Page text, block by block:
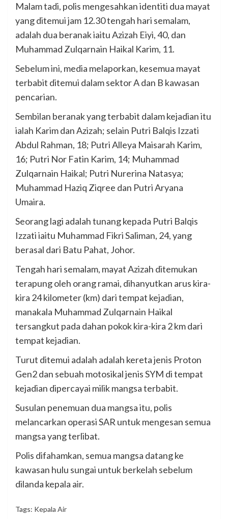
Malam tadi, polis mengesahkan identiti dua mayat
yang ditemui jam 12.30 tengah hari semalam,
adalah dua beranak iaitu Azizah Eiyi, 40, dan
Muhammad Zulqarnain Haikal Karim, 11.
Sebelum ini, media melaporkan, kesemua mayat
terbabit ditemui dalam sektor A dan B kawasan
pencarian.
Sembilan beranak yang terbabit dalam kejadian itu
ialah Karim dan Azizah; selain Putri Balqis Izzati
Abdul Rahman, 18; Putri Alleya Maisarah Karim,
16; Putri Nor Fatin Karim, 14; Muhammad
Zulqarnain Haikal; Putri Nurerina Natasya;
Muhammad Haziq Ziqree dan Putri Aryana
Umaira.
Seorang lagi adalah tunang kepada Putri Balqis
Izzati iaitu Muhammad Fikri Saliman, 24, yang
berasal dari Batu Pahat, Johor.
Tengah hari semalam, mayat Azizah ditemukan
terapung oleh orang ramai, dihanyutkan arus kira-
kira 24 kilometer (km) dari tempat kejadian,
manakala Muhammad Zulqarnain Haikal
tersangkut pada dahan pokok kira-kira 2 km dari
tempat kejadian.
Turut ditemui adalah adalah kereta jenis Proton
Gen2 dan sebuah motosikal jenis SYM di tempat
kejadian dipercayai milik mangsa terbabit.
Susulan penemuan dua mangsa itu, polis
melancarkan operasi SAR untuk mengesan semua
mangsa yang terlibat.
Polis difahamkan, semua mangsa datang ke
kawasan hulu sungai untuk berkelah sebelum
dilanda kepala air.
Tags: Kepala Air